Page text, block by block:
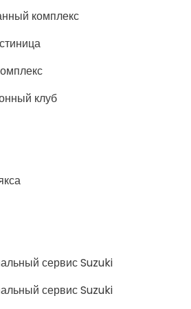
комплекс
клуб
сервис Suzuki
сервис Suzuki